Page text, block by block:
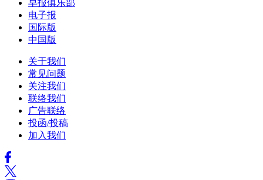
早报俱乐部
电子报
国际版
中国版
关于我们
常见问题
关注我们
联络我们
广告联络
投函/投稿
加入我们